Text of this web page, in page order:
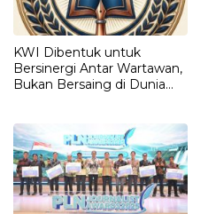
KWI Dibentuk untuk
Bersinergi Antar Wartawan,
Bukan Bersaing di Dunia